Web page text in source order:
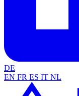
DE
EN FR ES IT NL